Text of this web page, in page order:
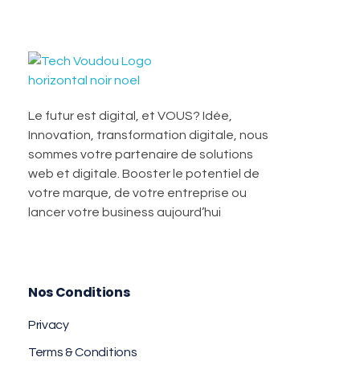
Le futur est digital, et VOUS? Idée,
Innovation, transformation digitale, nous
sommes votre partenaire de solutions
web et digitale. Booster le potentiel de
votre marque, de votre entreprise ou
lancer votre business aujourd’hui
Nos Conditions
Privacy
Terms & Conditions